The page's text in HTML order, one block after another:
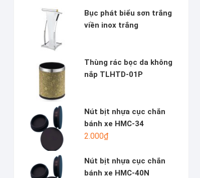
Bục phát biểu sơn trắng
viền inox trắng
Thùng rác bọc da không
nắp TLHTD-01P
Nút bịt nhựa cục chắn
bánh xe HMC-34
2.000₫
Nút bịt nhựa cục chắn
bánh xe HMC-40N